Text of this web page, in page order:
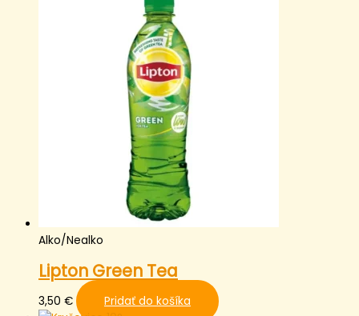
Alko/Nealko
Lipton Green Tea
3,50 € Pridať do košíka